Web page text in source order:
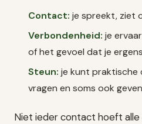
Contact: je spreekt, ziet
Verbondenheid: je
of het gevoel dat je
Steun: je kunt praktische
vragen en soms ook
Niet ieder contact hoeft alle